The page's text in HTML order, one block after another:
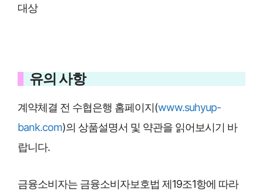
대상
유의 사항
계약체결 전 수협은행 홈페이지(www.suhyup-
bank.com)의 상품설명서 및 약관을 읽어보시기 바
랍니다.
금융소비자는 금융소비자보호법 제19조1항에 따라